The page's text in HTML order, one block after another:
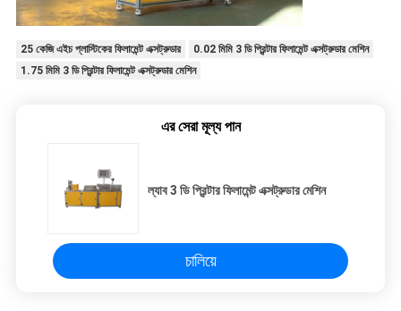
25 কেজি এইচ প্লাস্টিকের ফিলামেন্ট এক্সট্রুডার
0.02 মিমি 3 ডি প্রিন্টার ফিলামেন্ট এক্সট্রুডার মেশিন
1.75 মিমি 3 ডি প্রিন্টার ফিলামেন্ট এক্সট্রুডার মেশিন
এর সেরা মূল্য পান
ল্যাব 3 ডি প্রিন্টার ফিলামেন্ট এক্সট্রুডার মেশিন
চালিয়ে